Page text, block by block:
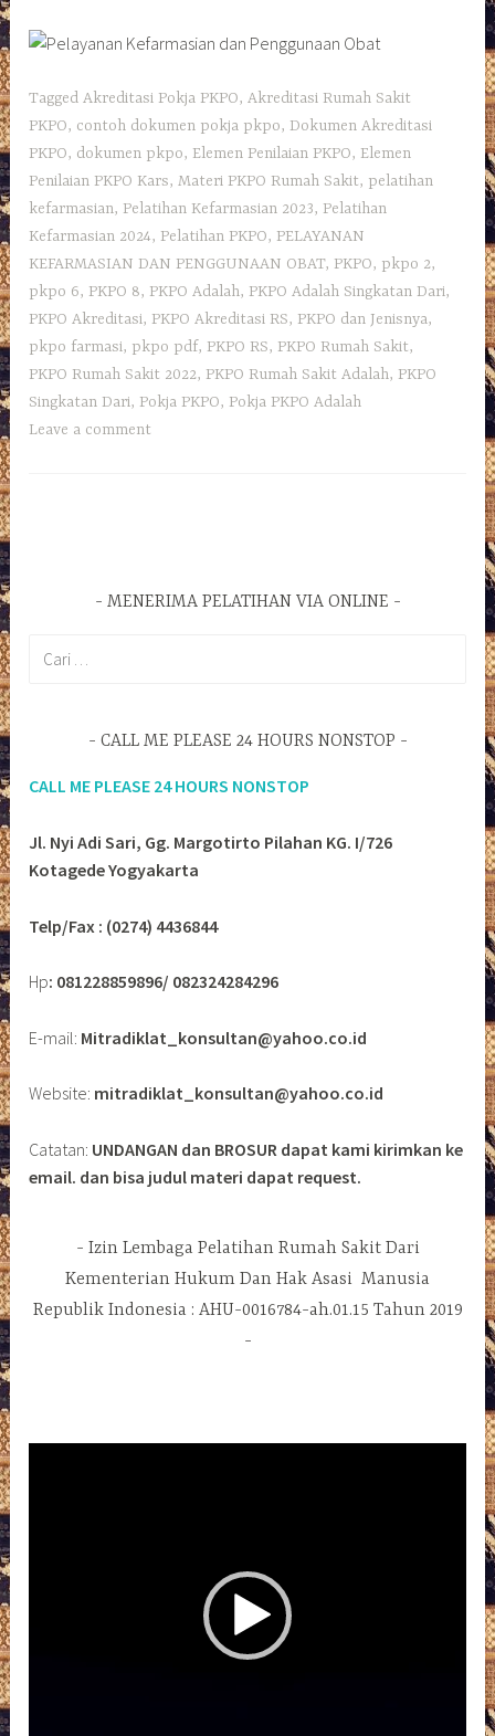
TaggedAkreditasi Pokja PKPO,Akreditasi Rumah Sakit
PKPO, contoh dokumen pokja pkpo,Dokumen Akreditasi
PKPO, dokumen pkpo, Elemen Penilaian PKPO, Elemen
Penilaian PKPO Kars,Materi PKPO Rumah Sakit, pelatihan
kefarmasian, Pelatihan Kefarmasian 2023, Pelatihan
Kefarmasian 2024, Pelatihan PKPO, PELAYANAN
KEFARMASIAN DAN PENGGUNAAN OBAT, PKPO, pkpo 2,
pkpo 6, PKPO 8, PKPO Adalah, PKPO Adalah Singkatan Dari,
PKPO Akreditasi, PKPO Akreditasi RS, PKPO dan Jenisnya,
pkpo farmasi, pkpo pdf, PKPO RS, PKPO Rumah Sakit,
PKPO Rumah Sakit 2022, PKPO Rumah Sakit Adalah, PKPO
Singkatan Dari, Pokja PKPO, Pokja PKPO Adalah
Leave a comment
MENERIMA PELATIHAN VIA ONLINE
CALL ME PLEASE 24 HOURS NONSTOP
CALL ME PLEASE 24 HOURS NONSTOP
Jl. Nyi Adi Sari, Gg. Margotirto Pilahan KG. I/726
Kotagede Yogyakarta
Telp/Fax : (0274) 4436844
Hp: 081228859896/ 082324284296
E-mail: Mitradiklat_konsultan@yahoo.co.id
Website: mitradiklat_konsultan@yahoo.co.id
Catatan: UNDANGAN dan BROSUR dapat kami kirimkan ke
email. dan bisa judul materi dapat request.
Izin Lembaga Pelatihan Rumah Sakit Dari
Kementerian Hukum Dan Hak Asasi Manusia
Republik Indonesia : AHU-0016784-ah.01.15 Tahun 2019